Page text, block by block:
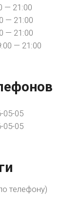
— 21:00
— 21:00
— 21:00
— 21:00
05-05
05-05
телефону)